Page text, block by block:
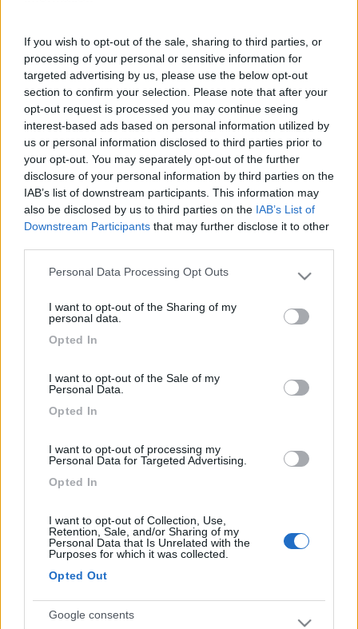
If you wish to opt-out of the sale, sharing to third parties, or
processing of your personal or sensitive information for
targeted advertising by us, please use the below opt-out
section to confirm your selection. Please note that after your
opt-out request is processed you may continue seeing
interest-based ads based on personal information utilized by
us or personal information disclosed to third parties prior to
your opt-out. You may separately opt-out of the further
disclosure of your personal information by third parties on the
IAB’s list of downstream participants. This information may
also be disclosed by us to third parties on the IAB’s List of
Downstream Participants that may further disclose it to other
Please note that this website/app uses one or more Google
not limited to your visit or usage behaviour. You may click to
use your data for below specified purposes in below Google
Personal Data Processing Opt Outs
I want to opt-out of the Sharing of my
personal data.
Opted In
I want to opt-out of the Sale of my
Personal Data.
Opted In
I want to opt-out of processing my
Personal Data for Targeted Advertising.
Opted In
I want to opt-out of Collection, Use,
Retention, Sale, and/or Sharing of my
Personal Data that Is Unrelated with the
Purposes for which it was collected.
Opted Out
Google consents
G.Fontana
fd3x
1583
Inserito il 20/09/2021 alle:
In risposta al messaggio diDonLimpiodel 20/09/2021 alle09:58:58
PC2400 = DDR4 A 300 MHz 58]
Ciao e grazie. Probabilmente sbaglio io, però qui
https://it.m.wikipedia.org/wiki...
leggo che le DDR4 lavorano con una frequenza compresa tra
102
Inserito il20/09/2021
Nel caso di questa PC4-2400 il bus verso la cpu lavora a
1583
Inserito il20/09/2021 alle: 12:13:14
Questo banchetto RAM da 8 GB
https://www.amazon.it/gp/aw/d/B...